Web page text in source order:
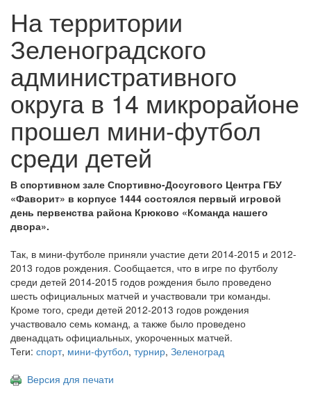
На территории
Зеленоградского
административного
округа в 14 микрорайоне
прошел мини-футбол
среди детей
В спортивном зале Спортивно-Досугового Центра ГБУ
«Фаворит» в корпусе 1444 состоялся первый игровой
день первенства района Крюково «Команда нашего
двора».
Так, в мини-футболе приняли участие дети 2014-2015 и 2012-
2013 годов рождения. Сообщается, что в игре по футболу
среди детей 2014-2015 годов рождения было проведено
шесть официальных матчей и участвовали три команды.
Кроме того, среди детей 2012-2013 годов рождения
участвовало семь команд, а также было проведено
двенадцать официальных, укороченных матчей.
Теги: спорт, мини-футбол, турнир, Зеленоград
Версия для печати